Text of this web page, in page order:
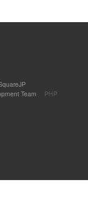
Team PHP